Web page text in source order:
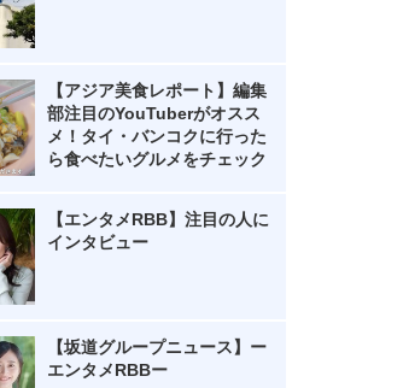
【アジア美食レポート】編集
部注目のYouTuberがオスス
メ！タイ・バンコクに行った
ら食べたいグルメをチェック
【エンタメRBB】注目の人に
インタビュー
【坂道グループニュース】ー
エンタメRBBー